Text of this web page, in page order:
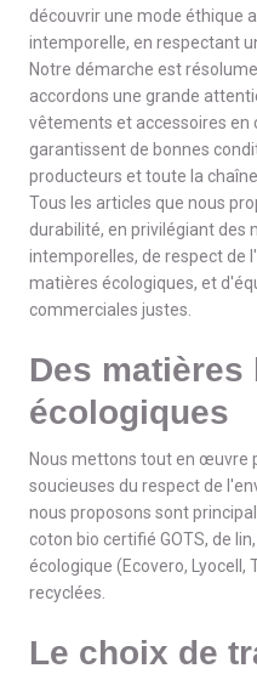
découvrir une mode éthique
intemporelle, en respectant
Notre démarche est
accordons une grande
vêtements et accessoires en
garantissent de bonnes
producteurs et toute la
Tous les articles que nous
durabilité, en privilégiant des
intemporelles, de respect de
matières écologiques, et
commerciales justes.
Des
écologiques
Nous mettons tout en œuvre
soucieuses du respect de
nous proposons sont
coton bio certifié GOTS, de
écologique (Ecovero, Lyocell,
recyclées.
Le choix de